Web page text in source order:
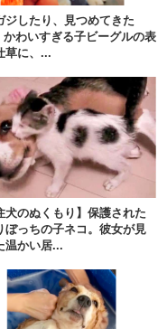
ジしたり、見つめてきた
わいすぎる子ビーグルの表
草に、...
犬のぬくもり】保護された
ぼっちの子ネコ。彼女が見
温かい居...